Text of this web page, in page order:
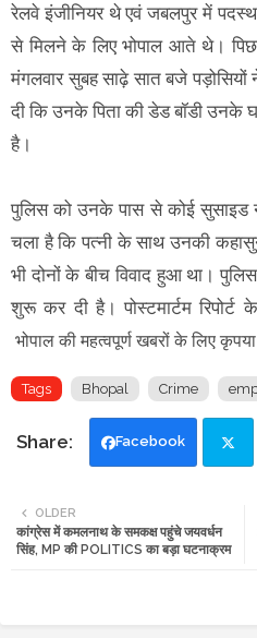
रेलवे इंजीनियर थे एवं जबलपुर में
से मिलने के लिए भोपाल आते थे।
मंगलवार सुबह साढ़े सात बजे
दी कि उनके पिता की डेड बॉडी उनके
है।
पुलिस को उनके पास से कोई सुसाइड
चला है कि पत्नी के साथ उनकी
भी दोनों के बीच विवाद हुआ था।
शुरू कर दी है। पोस्टमार्टम
भोपाल की महत्वपूर्ण खबरों के लिए कृपया
Tags Bhopal Crime
Facebook
tte
OLDER
कांग्रेस में कमलनाथ के समकक्ष पहुंचे जयवर्धन
सिंह, MP की POLITICS का बड़ा घटनाक्रम